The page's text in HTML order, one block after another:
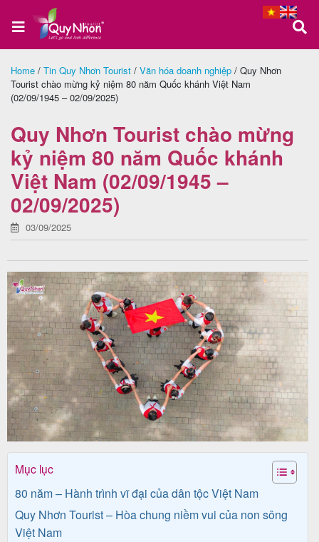
Trang
Tour
Quy
Nhơn
Tour
Phú
Yên
Tour
trong
nước
Nhơn
Home / Tin Quy Nhơn Tourist / Văn hóa doanh nghiệp / Quy Nhơn
Tourist chào mừng kỷ niệm 80 năm Quốc khánh Việt Nam
(02/09/1945 – 02/09/2025)
Quy Nhơn Tourist chào mừng
kỷ niệm 80 năm Quốc khánh
Việt Nam (02/09/1945 –
02/09/2025)
03/09/2025
Mục lục
80 năm – Hành trình vĩ đại của dân tộc Việt Nam
Quy Nhơn Tourist – Hòa chung niềm vui của non sông
Việt Nam